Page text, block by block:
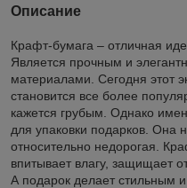
Описание
Крафт-бумага – отличная
Является прочным и
материалами. Сегодня этот
становится все более
кажется грубым. Однако
для упаковки подарков. Она
относительно недорогая.
впитывает влагу, защищает
А подарок делает стильным